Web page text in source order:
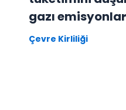
gazı
Çevre Kirliliği